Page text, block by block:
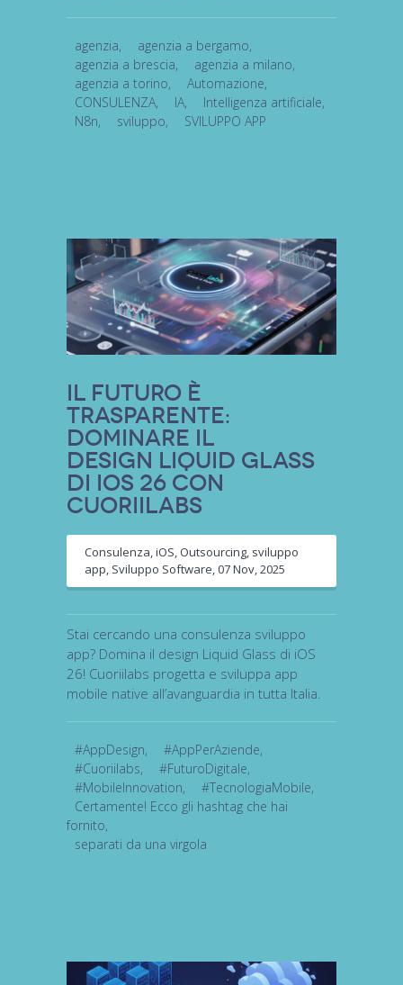
agenzia, agenzia a bergamo,
agenzia a brescia, agenzia a milano,
agenzia a torino, Automazione,
CONSULENZA, IA, Intelligenza artificiale,
N8n, sviluppo, SVILUPPO APP
Il Futuro è
Trasparente:
Dominare il
Design Liquid Glass
di iOS 26 con
Cuoriilabs
Consulenza,iOS, Outsourcing, sviluppo
app, Sviluppo Software,07 Nov, 2025
Stai cercando una consulenza sviluppo
app? Domina il design Liquid Glass di iOS
26! Cuoriilabs progetta e sviluppa app
mobile native all’avanguardia in tutta Italia.
#AppDesign, #AppPerAziende,
#Cuoriilabs, #FuturoDigitale,
#MobileInnovation, #TecnologiaMobile,
Certamente! Ecco gli hashtag che hai
fornito,
separati da una virgola